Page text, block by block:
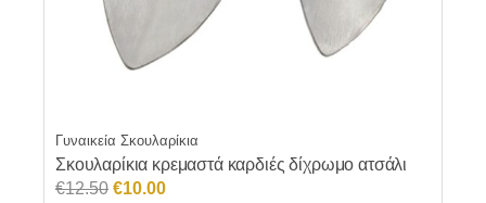
Γυναικεία Σκουλαρίκια
Σκουλαρίκια κρεμαστά καρδιές δίχρωμο ατσάλι
€12.50 Original
€10.00Η